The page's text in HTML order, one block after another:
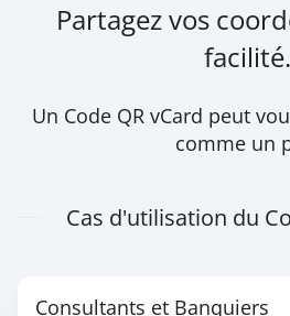
Partagez vos
facilité.
Un Code QR vCard peut
comme un
Cas d'utilisation du
Consultants et Banquiers